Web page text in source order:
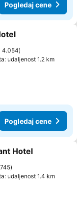
Pogledaj cene
4.054
udaljenost 1.2 km
Pogledaj cene
Hotel
udaljenost 1.4 km